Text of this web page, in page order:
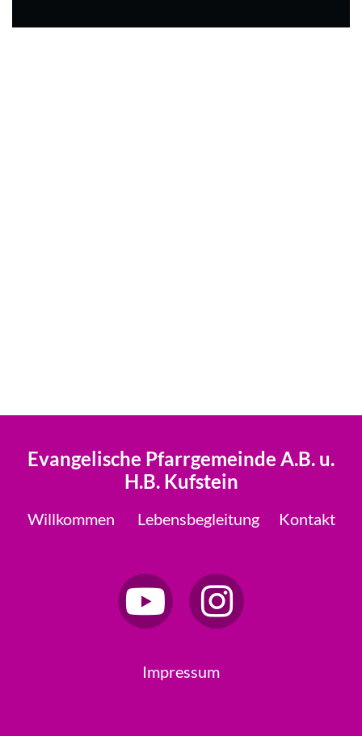
Evangelische Pfarrgemeinde A.B. u.
H.B. Kufstein
Willkommen Lebensbegleitung Kontakt
Impressum